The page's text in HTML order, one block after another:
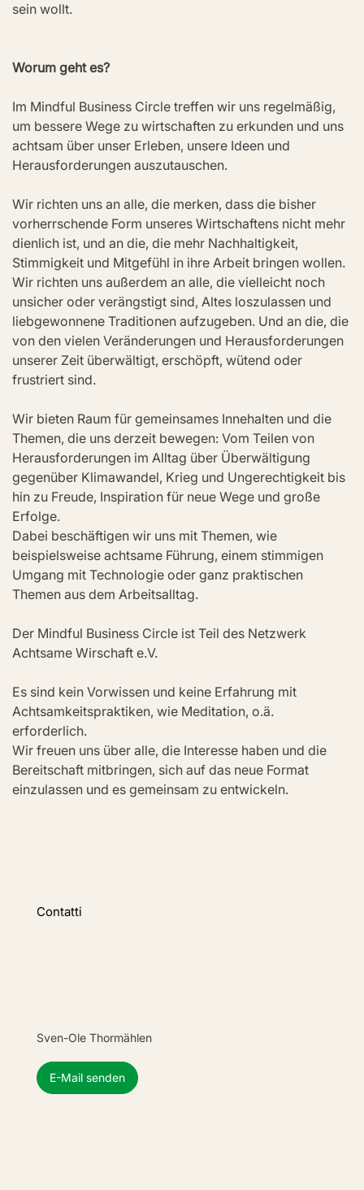
sein wollt.
Worum geht es?
Im Mindful Business Circle treffen wir uns regelmäßig,
um bessere Wege zu wirtschaften zu erkunden und uns
achtsam über unser Erleben, unsere Ideen und
Herausforderungen auszutauschen.
Wir richten uns an alle, die merken, dass die bisher
vorherrschende Form unseres Wirtschaftens nicht mehr
dienlich ist, und an die, die mehr Nachhaltigkeit,
Stimmigkeit und Mitgefühl in ihre Arbeit bringen wollen.
Wir richten uns außerdem an alle, die vielleicht noch
unsicher oder verängstigt sind, Altes loszulassen und
liebgewonnene Traditionen aufzugeben. Und an die, die
von den vielen Veränderungen und Herausforderungen
unserer Zeit überwältigt, erschöpft, wütend oder
frustriert sind.
Wir bieten Raum für gemeinsames Innehalten und die
Themen, die uns derzeit bewegen: Vom Teilen von
Herausforderungen im Alltag über Überwältigung
gegenüber Klimawandel, Krieg und Ungerechtigkeit bis
hin zu Freude, Inspiration für neue Wege und große
Erfolge.
Dabei beschäftigen wir uns mit Themen, wie
beispielsweise achtsame Führung, einem stimmigen
Umgang mit Technologie oder ganz praktischen
Themen aus dem Arbeitsalltag.
Der Mindful Business Circle ist Teil des Netzwerk
Achtsame Wirschaft e.V.
Es sind kein Vorwissen und keine Erfahrung mit
Achtsamkeitspraktiken, wie Meditation, o.ä.
erforderlich.
Wir freuen uns über alle, die Interesse haben und die
Bereitschaft mitbringen, sich auf das neue Format
einzulassen und es gemeinsam zu entwickeln.
Contatti
Sven-Ole Thormählen
E-Mail senden